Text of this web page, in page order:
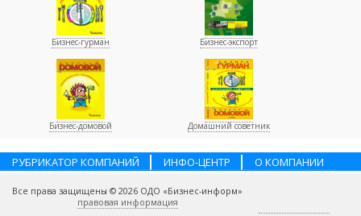
Бизнес-гурман Бизнес-экспорт
Бизнес-домовой Домашний советник
РУБРИКАТОР КОМПАНИЙ ИНФО-ЦЕНТР
О КОМПАНИИ
Все права защищены © 2026 ОДО «Бизнес-информ»
правовая информация